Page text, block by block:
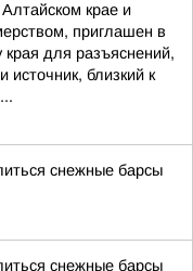
крае и
приглашен в
для разъяснений,
близкий к
снежные барсы
снежные барсы